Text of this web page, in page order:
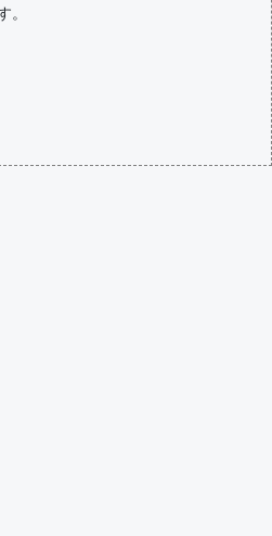
。